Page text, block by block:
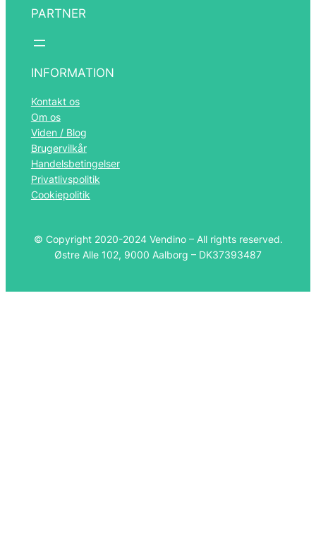
PARTNER
INFORMATION
Kontakt os
Om os
Viden / Blog
Brugervilkår
Handelsbetingelser
Privatlivspolitik
Cookiepolitik
© Copyright 2020-2024 Vendino – All rights reserved.
Østre Alle 102, 9000 Aalborg – DK37393487